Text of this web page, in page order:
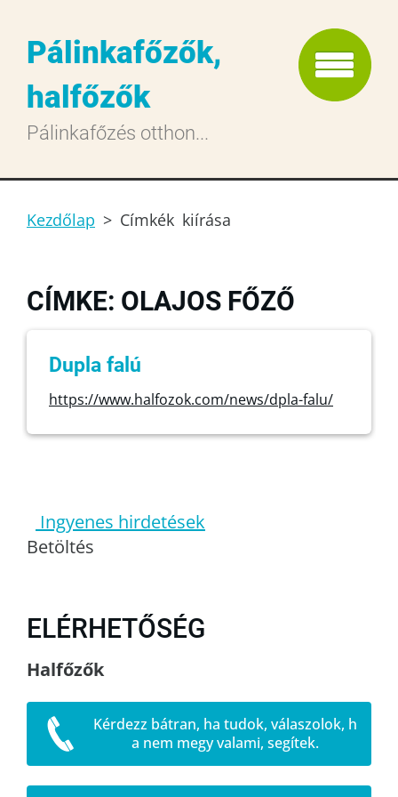
Pálinkafőzők,
halfőzők
Pálinkafőzés otthon...
Kezdőlap > Címkék kiírása
CÍMKE: OLAJOS FŐZŐ
Dupla falú
https://www.halfozok.com/news/dpla-falu/
Ingyenes hirdetések
Betöltés
ELÉRHETŐSÉG
Halfőzők
Kérdezz bátran, ha tudok, válaszolok, h
a nem megy valami, segítek.